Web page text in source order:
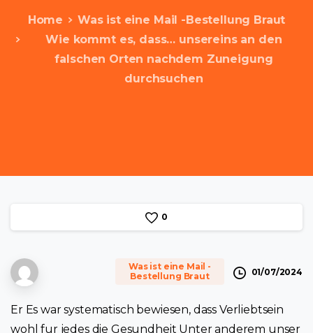
Home
Was ist eine Mail -Bestellung Braut
Wie kommt es, dass… unsereins an den
falschen Orten nachdem Zuneigung
durchsuchen
0
Was ist eine Mail -
Bestellung Braut
01/07/2024
Er Es war systematisch bewiesen, dass Verliebtsein
wohl fur jedes die Gesundheit Unter anderem unser